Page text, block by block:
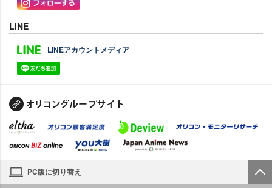
LINE
LINEアカウントメディア
PC版に切り替え